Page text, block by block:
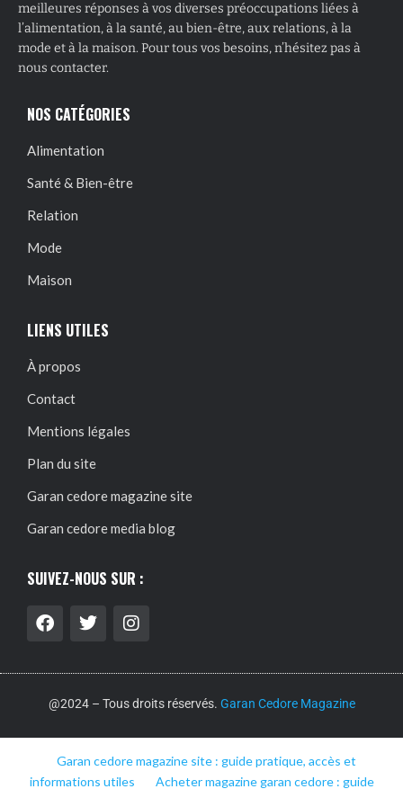
meilleures réponses à vos diverses préoccupations liées à
l’alimentation, à la santé, au bien-être, aux relations, à la
mode et à la maison. Pour tous vos besoins, n’hésitez pas à
nous contacter.
NOS CATÉGORIES
Alimentation
Santé & Bien-être
Relation
Mode
Maison
LIENS UTILES
À propos
Contact
Mentions légales
Plan du site
Garan cedore magazine site
Garan cedore media blog
SUIVEZ-NOUS SUR :
@2024 – Tous droits réservés. Garan Cedore Magazine
Garan cedore magazine site : guide pratique, accès et
informations utiles
Acheter magazine garan cedore : guide